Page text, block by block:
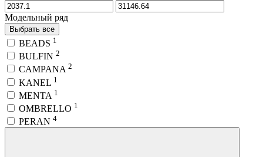
Модельный ряд
Выбрать все
BEADS 1
BULFIN 2
CAMPANA 2
KANEL 1
MENTA 1
OMBRELLO 1
PERAN 4